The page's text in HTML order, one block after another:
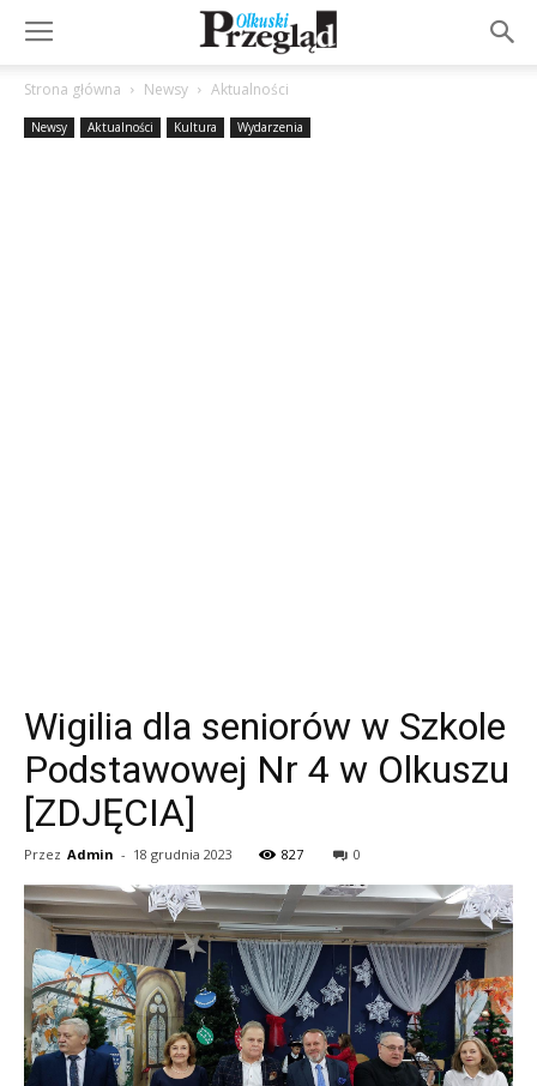
Strona główna Newsy Aktualności
Newsy Aktualności Kultura Wydarzenia
Wigilia dla seniorów w Szkole
Podstawowej Nr 4 w Olkuszu
[ZDJĘCIA]
Przez Admin - 18 grudnia 2023 827 0